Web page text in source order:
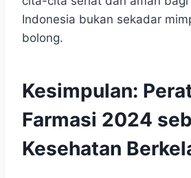
Indonesia bukan sekadar
bolong.
Kesimpulan:
Farmasi 2024
Kesehatan